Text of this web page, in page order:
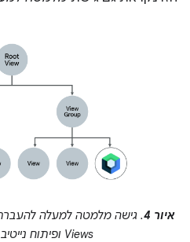
איור 4
. גישה מלמטה למעלה
Views ופיתוח נייטיב לפיתוח נייטיב